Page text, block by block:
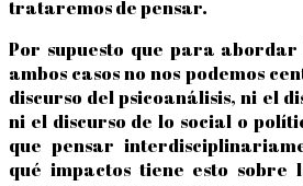
trataremos de pensar.
Por supuesto que para abordar
ambos casos no nos podemos
discurso del psicoanálisis, ni el
ni el discurso de lo social o
que pensar
qué impactos tiene esto sobre